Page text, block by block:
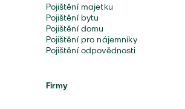
Pojištění majetku
Pojištění bytu
Pojištění domu
Pojištění pro nájemníky
Pojištění odpovědnosti
Firmy